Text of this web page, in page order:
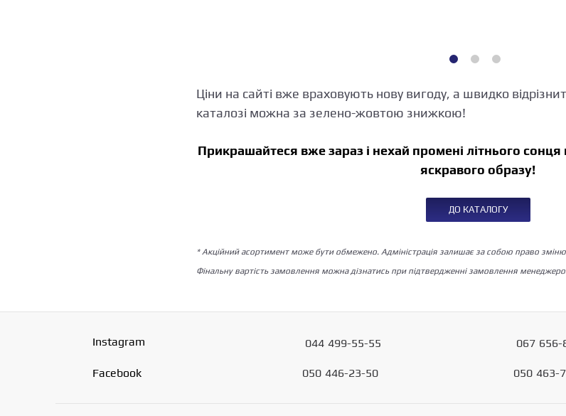
Ціни на сайті вже враховують нову вигоду, а швидко
каталозі можна за зелено-жовтою знижкою!
Прикрашайтеся вже зараз і нехай промені літнього
яскравого образу!
ДО КАТАЛОГУ
* Акційний асортимент може бути обмежено. Адміністрація залишає за собою право
Фінальну вартість замовлення можна дізнатись при підтвердженні замовлення
Instagram
Facebook
044 499-55-55
050 446-23-50
067 656-
050 463-